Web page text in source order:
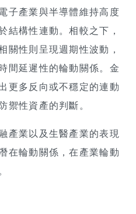
子產業與半導體維持高度
結構性連動。相較之下，
關性則呈現週期性波動，
間延遲性的輪動關係。金
更多反向或不穩定的連動
禦性資產的判斷。
產業以及生醫產業的表現
在輪動關係，在產業輪動